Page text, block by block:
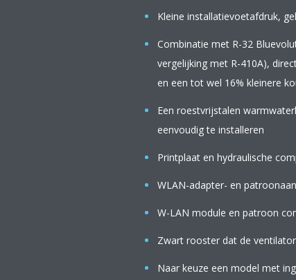
Kleine installatievoetafdruk,
Combinatie met R-32
vergelijking met R-410A),
en een tot wel 16% kleinere
Een roestvrijstalen
eenvoudig te installeren
Printplaat en hydraulische
WLAN-adapter- en
W-LAN module en patroon
Zwart rooster dat de
Naar keuze een model met